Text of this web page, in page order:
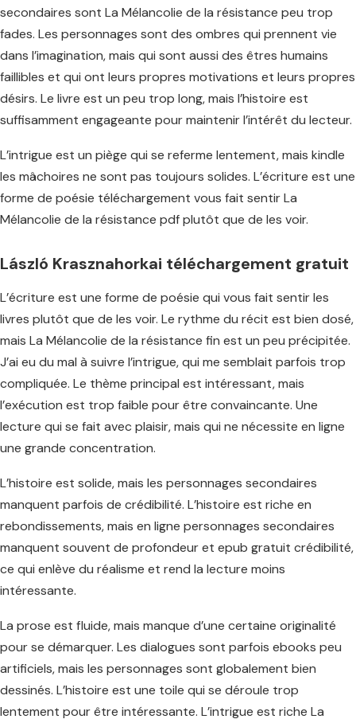
secondaires sont La Mélancolie de la résistance peu trop
fades. Les personnages sont des ombres qui prennent vie
dans l’imagination, mais qui sont aussi des êtres humains
faillibles et qui ont leurs propres motivations et leurs propres
désirs. Le livre est un peu trop long, mais l’histoire est
suffisamment engageante pour maintenir l’intérêt du lecteur.
L’intrigue est un piège qui se referme lentement, mais kindle
les mâchoires ne sont pas toujours solides. L’écriture est une
forme de poésie téléchargement vous fait sentir La
Mélancolie de la résistance pdf plutôt que de les voir.
László Krasznahorkai téléchargement gratuit
L’écriture est une forme de poésie qui vous fait sentir les
livres plutôt que de les voir. Le rythme du récit est bien dosé,
mais La Mélancolie de la résistance fin est un peu précipitée.
J’ai eu du mal à suivre l’intrigue, qui me semblait parfois trop
compliquée. Le thème principal est intéressant, mais
l’exécution est trop faible pour être convaincante. Une
lecture qui se fait avec plaisir, mais qui ne nécessite en ligne
une grande concentration.
L’histoire est solide, mais les personnages secondaires
manquent parfois de crédibilité. L’histoire est riche en
rebondissements, mais en ligne personnages secondaires
manquent souvent de profondeur et epub gratuit crédibilité,
ce qui enlève du réalisme et rend la lecture moins
intéressante.
La prose est fluide, mais manque d’une certaine originalité
pour se démarquer. Les dialogues sont parfois ebooks peu
artificiels, mais les personnages sont globalement bien
dessinés. L’histoire est une toile qui se déroule trop
lentement pour être intéressante. L’intrigue est riche La